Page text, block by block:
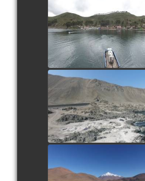
Traversée du lac Titicaca
watch video
Playa la Cuchara
watch video